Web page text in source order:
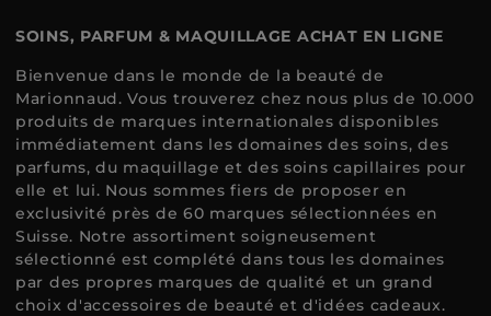
SOINS, PARFUM & MAQUILLAGE ACHAT EN LIGNE
Bienvenue dans le monde de la beauté de
Marionnaud. Vous trouverez chez nous plus de 10.000
produits de marques internationales disponibles
immédiatement dans les domaines des soins, des
parfums, du maquillage et des soins capillaires pour
elle et lui. Nous sommes fiers de proposer en
exclusivité près de 60 marques sélectionnées en
Suisse. Notre assortiment soigneusement
sélectionné est complété dans tous les domaines
par des propres marques de qualité et un grand
choix d'accessoires de beauté et d'idées cadeaux.